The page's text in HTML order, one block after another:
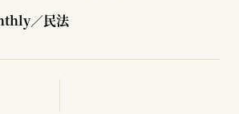
／民法